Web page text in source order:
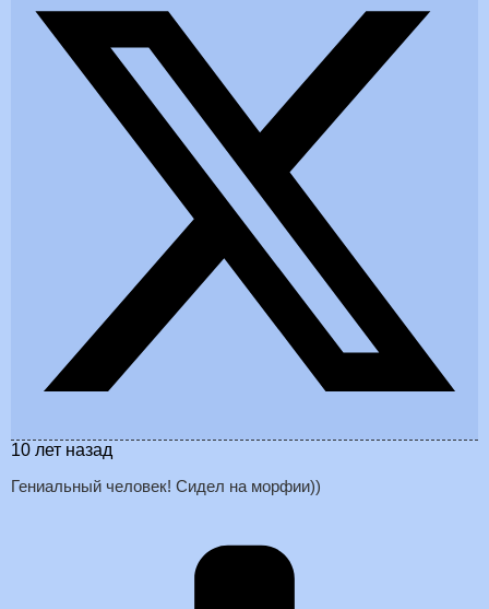
10 лет назад
Гениальный человек! Сидел на морфии))